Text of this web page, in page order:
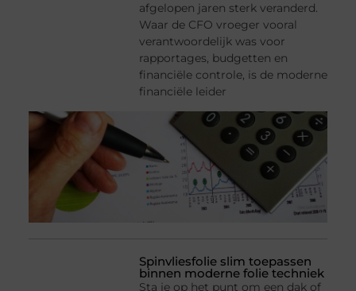
afgelopen jaren sterk veranderd.
Waar de CFO vroeger vooral
verantwoordelijk was voor
rapportages, budgetten en
financiële controle, is de moderne
financiële leider
Spinvliesfolie slim toepassen
binnen moderne folie techniek
Sta je op het punt om een dak of